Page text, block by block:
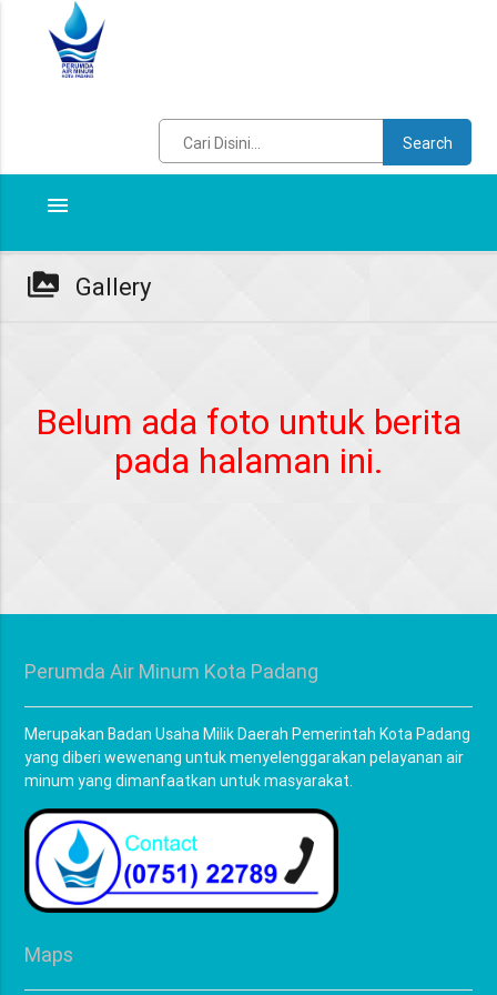
Search
menu
perm_media Gallery
Belum ada foto untuk berita
pada halaman ini.
Perumda Air Minum Kota Padang
Merupakan Badan Usaha Milik Daerah Pemerintah Kota Padang
yang diberi wewenang untuk menyelenggarakan pelayanan air
minum yang dimanfaatkan untuk masyarakat.
Maps